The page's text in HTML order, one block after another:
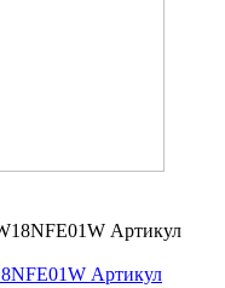
Артикул